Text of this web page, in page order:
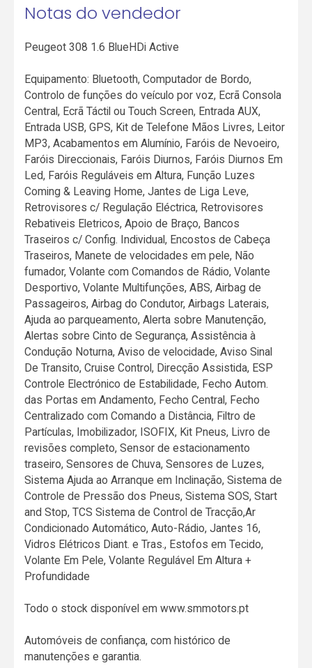
Notas do vendedor
Peugeot 308 1.6 BlueHDi Active
Equipamento: Bluetooth, Computador de Bordo,
Controlo de funções do veículo por voz, Ecrã Consola
Central, Ecrã Táctil ou Touch Screen, Entrada AUX,
Entrada USB, GPS, Kit de Telefone Mãos Livres, Leitor
MP3, Acabamentos em Alumínio, Faróis de Nevoeiro,
Faróis Direccionais, Faróis Diurnos, Faróis Diurnos Em
Led, Faróis Reguláveis em Altura, Função Luzes
Coming & Leaving Home, Jantes de Liga Leve,
Retrovisores c/ Regulação Eléctrica, Retrovisores
Rebativeis Eletricos, Apoio de Braço, Bancos
Traseiros c/ Config. Individual, Encostos de Cabeça
Traseiros, Manete de velocidades em pele, Não
fumador, Volante com Comandos de Rádio, Volante
Desportivo, Volante Multifunções, ABS, Airbag de
Passageiros, Airbag do Condutor, Airbags Laterais,
Ajuda ao parqueamento, Alerta sobre Manutenção,
Alertas sobre Cinto de Segurança, Assistência à
Condução Noturna, Aviso de velocidade, Aviso Sinal
De Transito, Cruise Control, Direcção Assistida, ESP
Controle Electrónico de Estabilidade, Fecho Autom.
das Portas em Andamento, Fecho Central, Fecho
Centralizado com Comando a Distância, Filtro de
Partículas, Imobilizador, ISOFIX, Kit Pneus, Livro de
revisões completo, Sensor de estacionamento
traseiro, Sensores de Chuva, Sensores de Luzes,
Sistema Ajuda ao Arranque em Inclinação, Sistema de
Controle de Pressão dos Pneus, Sistema SOS, Start
and Stop, TCS Sistema de Control de Tracção,Ar
Condicionado Automático, Auto-Rádio, Jantes 16,
Vidros Elétricos Diant. e Tras., Estofos em Tecido,
Volante Em Pele, Volante Regulável Em Altura +
Profundidade
Todo o stock disponível em www.smmotors.pt
Automóveis de confiança, com histórico de
manutenções e garantia.